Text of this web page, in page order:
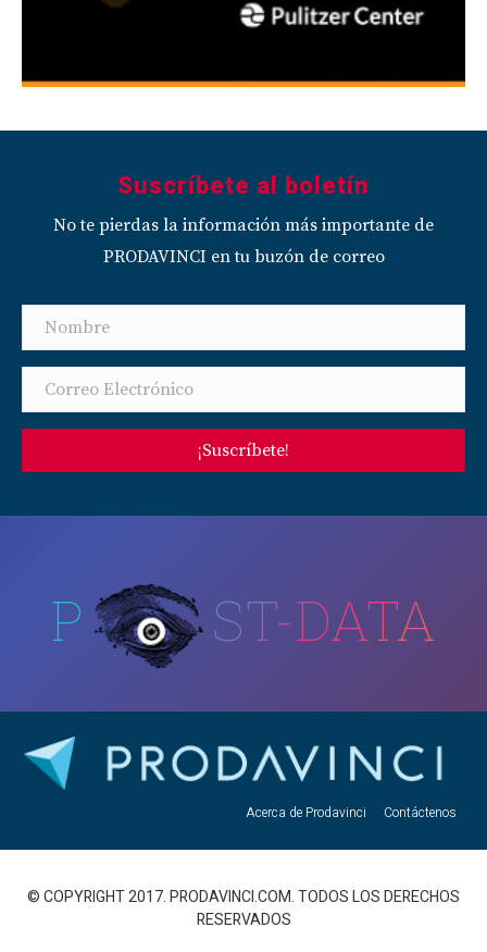
Suscríbete al boletín
No te pierdas la información más importante de
PRODAVINCI en tu buzón de correo
¡Suscríbete!
P ST-DATA
Acerca de Prodavinci Contáctenos
© COPYRIGHT 2017. PRODAVINCI.COM. TODOS LOS DERECHOS
RESERVADOS